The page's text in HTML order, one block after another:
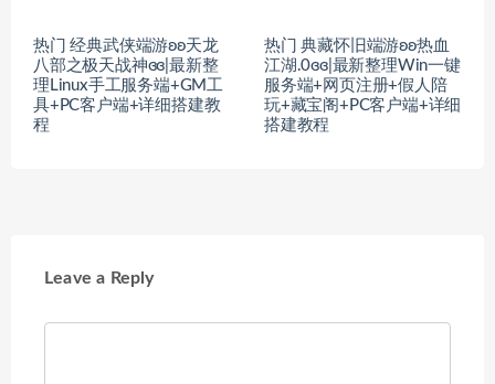
热门 经典武侠端游ʚʚ天龙
八部之极天战神ɞɞ|最新整
理Linux手工服务端+GM工
具+PC客户端+详细搭建教
程
热门 典藏怀旧端游ʚʚ热血
江湖.0ɞɞ|最新整理Win一键
服务端+网页注册+假人陪
玩+藏宝阁+PC客户端+详细
搭建教程
Leave a Reply